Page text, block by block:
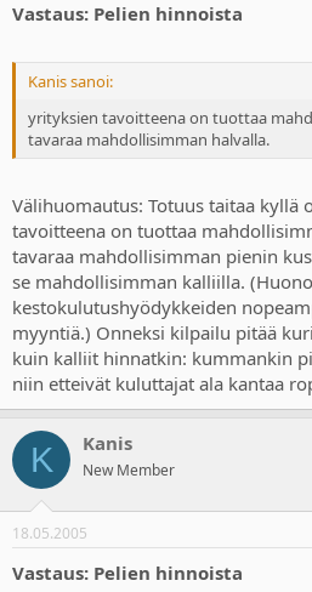
Vastaus: Pelien hinnoista
Kanis sanoi:
yrityksien tavoitteena on tuottaa
tavaraa mahdollisimman halvalla.
Välihuomautus: Totuus taitaa kyllä
tavoitteena on tuottaa
tavaraa mahdollisimman pienin
se mahdollisimman kalliilla.
kestokulutushyödykkeiden
myyntiä.) Onneksi kilpailu pitää
kuin kalliit hinnatkin: kummankin
niin etteivät kuluttajat ala kantaa
K Kanis
New Member
18.05.2005
Vastaus: Pelien hinnoista